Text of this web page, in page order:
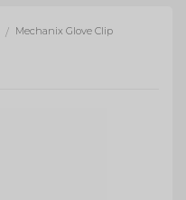
/ Mechanix Glove Clip